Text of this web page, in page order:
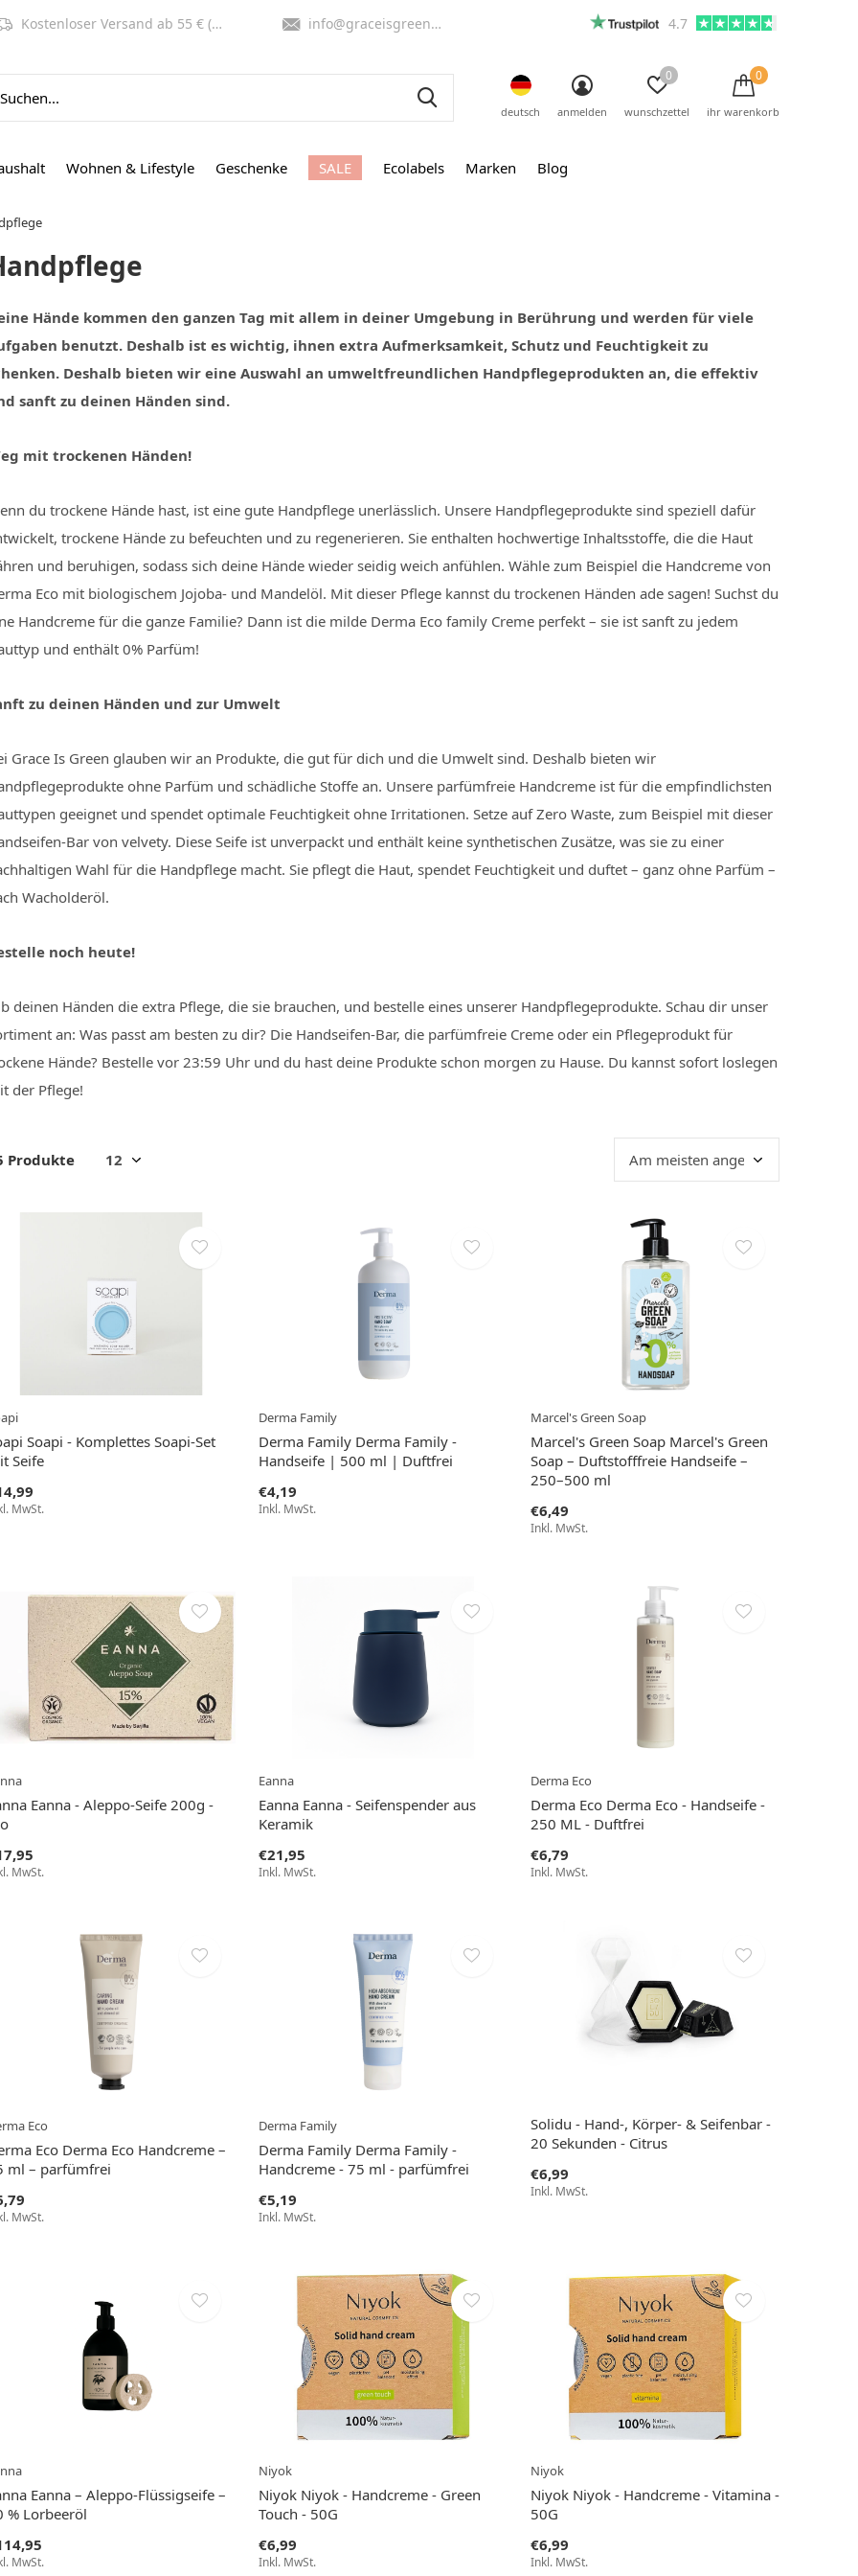
Wohnen & Lifestyle Geschenke SALE Ecolabels Marken Blog
deutsch anmelden wunschzettel
0
ihr warenkorb
0
Kostenloser Versand ab 55 € (NL, BE) info@graceisgreen.com 4.7
Hände kommen den ganzen Tag mit allem in deiner Umgebung in Berührung und werden für viele
benutzt. Deshalb ist es wichtig, ihnen extra Aufmerksamkeit, Schutz und Feuchtigkeit zu
Deshalb bieten wir eine Auswahl an umweltfreundlichen Handpflegeprodukten an, die effektiv
sanft zu deinen Händen sind.
mit trockenen Händen!
du trockene Hände hast, ist eine gute Handpflege unerlässlich. Unsere Handpflegeprodukte sind speziell dafür
trockene Hände zu befeuchten und zu regenerieren. Sie enthalten hochwertige Inhaltsstoffe, die die Haut
und beruhigen, sodass sich deine Hände wieder seidig weich anfühlen. Wähle zum Beispiel die Handcreme von
Eco mit biologischem Jojoba- und Mandelöl. Mit dieser Pflege kannst du trockenen Händen ade sagen! Suchst du
Handcreme für die ganze Familie? Dann ist die milde Derma Eco family Creme perfekt – sie ist sanft zu jedem
und enthält 0% Parfüm!
zu deinen Händen und zur Umwelt
Grace Is Green glauben wir an Produkte, die gut für dich und die Umwelt sind. Deshalb bieten wir
ohne Parfüm und schädliche Stoffe an. Unsere parfümfreie Handcreme ist für die empfindlichsten
geeignet und spendet optimale Feuchtigkeit ohne Irritationen. Setze auf Zero Waste, zum Beispiel mit dieser
Bar von velvety. Diese Seife ist unverpackt und enthält keine synthetischen Zusätze, was sie zu einer
Wahl für die Handpflege macht. Sie pflegt die Haut, spendet Feuchtigkeit und duftet – ganz ohne Parfüm –
Wacholderöl.
noch heute!
deinen Händen die extra Pflege, die sie brauchen, und bestelle eines unserer Handpflegeprodukte. Schau dir unser
an: Was passt am besten zu dir? Die Handseifen-Bar, die parfümfreie Creme oder ein Pflegeprodukt für
Hände? Bestelle vor 23:59 Uhr und du hast deine Produkte schon morgen zu Hause. Du kannst sofort loslegen
der Pflege!
Produkte
Soapi - Komplettes Soapi-Set
Seife
MwSt.
Derma Family
Derma Family Derma Family -
Handseife | 500 ml | Duftfrei
€4,19
Inkl. MwSt.
Marcel's Green Soap
Marcel's Green Soap Marcel's Green
Soap – Duftstofffreie Handseife –
250–500 ml
€6,49
Inkl. MwSt.
Eanna - Aleppo-Seife 200g -
MwSt.
Eanna
Eanna Eanna - Seifenspender aus
Keramik
€21,95
Inkl. MwSt.
Derma Eco
Derma Eco Derma Eco - Handseife -
250 ML - Duftfrei
€6,79
Inkl. MwSt.
Eco
Eco Derma Eco Handcreme –
ml – parfümfrei
MwSt.
Derma Family
Derma Family Derma Family -
Handcreme - 75 ml - parfümfrei
€5,19
Inkl. MwSt.
Solidu - Hand-, Körper- & Seifenbar -
20 Sekunden - Citrus
€6,99
Inkl. MwSt.
Eanna – Aleppo-Flüssigseife –
% Lorbeeröl
MwSt.
Niyok
Niyok Niyok - Handcreme - Green
Touch - 50G
€6,99
Inkl. MwSt.
Niyok
Niyok Niyok - Handcreme - Vitamina -
50G
€6,99
Inkl. MwSt.